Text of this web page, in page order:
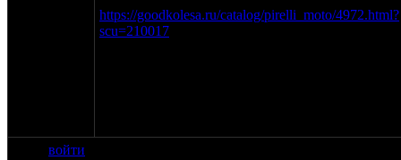
https://goodkolesa.ru/catalog/pirelli_moto/4972.html?
scu=210017
войти